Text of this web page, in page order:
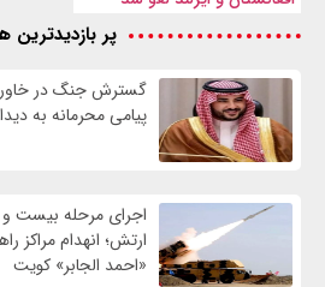
پر بازدیدترین
گسترش جنگ در
پیامی محرمانه به
اجرای مرحله بیست
ارتش؛ انهدام مراکز
«احمد الجابر» کویت